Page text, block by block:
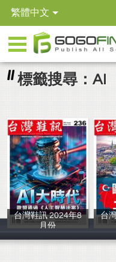
繁體中文
標籤搜尋：AI
台灣鞋訊 2024年8
月份
iBU出版社
台